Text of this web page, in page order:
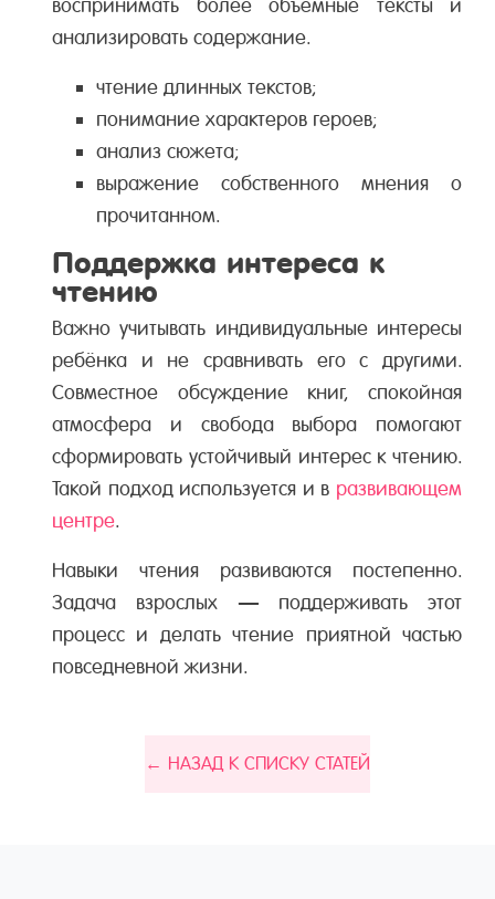
воспринимать более объёмные тексты и
анализировать содержание.
чтение длинных текстов;
понимание характеров героев;
анализ сюжета;
выражение собственного мнения о
прочитанном.
Поддержка интереса к
чтению
Важно учитывать индивидуальные интересы
ребёнка и не сравнивать его с другими.
Совместное обсуждение книг, спокойная
атмосфера и свобода выбора помогают
сформировать устойчивый интерес к чтению.
Такой подход используется и в развивающем
центре.
Навыки чтения развиваются постепенно.
Задача взрослых — поддерживать этот
процесс и делать чтение приятной частью
повседневной жизни.
← НАЗАД К СПИСКУ СТАТЕЙ